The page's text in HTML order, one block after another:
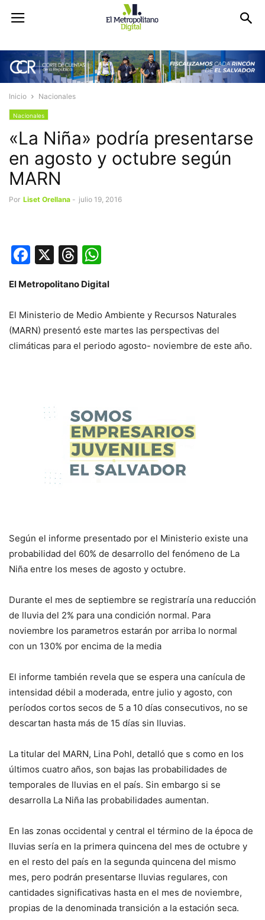
Inicio Nacionales
Nacionales
«La Niña» podría presentarse
en agosto y octubre según
MARN
Por Liset Orellana - julio 19, 2016
Facebook
X Threads
El Metropolitano Digital
El Ministerio de Medio Ambiente y Recursos Naturales
(MARN) presentó este martes las perspectivas del
climáticas para el periodo agosto- noviembre de este año.
Según el informe presentado por el Ministerio existe una
probabilidad del 60% de desarrollo del fenómeno de La
Niña entre los meses de agosto y octubre.
Durante el mes de septiembre se registraría una reducción
de lluvia del 2% para una condición normal. Para
noviembre los parametros estarán por arriba lo normal
con un 130% por encima de la media
El informe también revela que se espera una canícula de
intensidad débil a moderada, entre julio y agosto, con
períodos cortos secos de 5 a 10 días consecutivos, no se
descartan hasta más de 15 días sin lluvias.
La titular del MARN, Lina Pohl, detalló que s como en los
últimos cuatro años, son bajas las probabilidades de
temporales de lluvias en el país. Sin embargo si se
desarrolla La Niña las probabilidades aumentan.
En las zonas occidental y central el término de la época de
lluvias sería en la primera quincena del mes de octubre y
en el resto del país en la segunda quincena del mismo
mes, pero podrán presentarse lluvias regulares, con
cantidades significativas hasta en el mes de noviembre,
propias de la denominada transición a la estación seca.